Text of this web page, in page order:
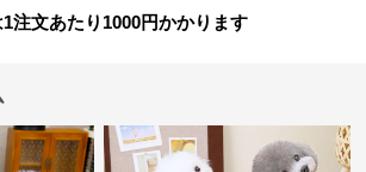
注文あたり 1000円かかります